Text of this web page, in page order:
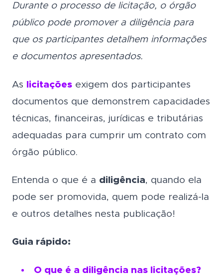
Durante o processo de licitação, o órgão
público pode promover a diligência para
que os participantes detalhem informações
e documentos apresentados.
As licitações exigem dos participantes
documentos que demonstrem capacidades
técnicas, financeiras, jurídicas e tributárias
adequadas para cumprir um contrato com
órgão público.
Entenda o que é a diligência, quando ela
pode ser promovida, quem pode realizá-la
e outros detalhes nesta publicação!
Guia rápido:
O que é a diligência nas licitações?